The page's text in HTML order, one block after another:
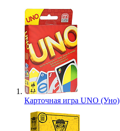
Карточная игра UNO (Уно)